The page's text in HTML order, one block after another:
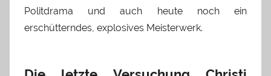
Politdrama und auch heute noch ein
erschütterndes, explosives Meisterwerk.